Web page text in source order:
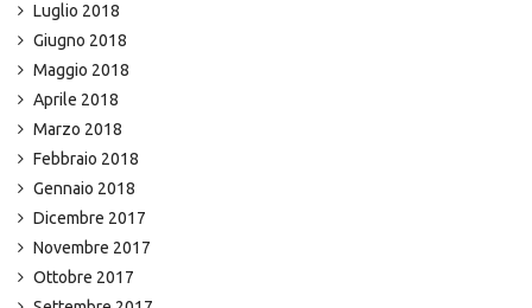
Luglio 2018
Giugno 2018
Maggio 2018
Aprile 2018
Marzo 2018
Febbraio 2018
Gennaio 2018
Dicembre 2017
Novembre 2017
Ottobre 2017